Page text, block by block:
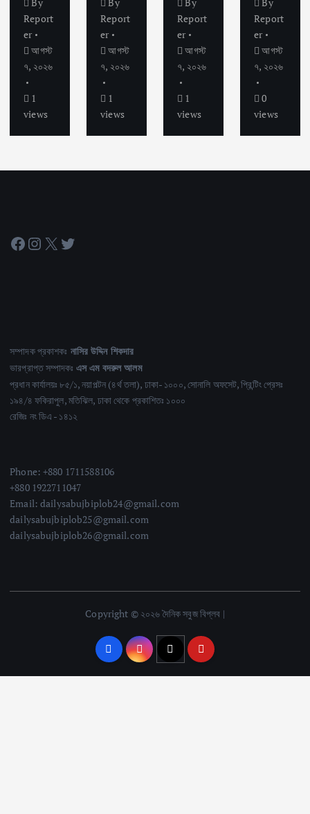
Report
er
আগস্ট
৭, ২০২৬
1
views
Report
er
আগস্ট
৭, ২০২৬
1
views
Report
er
আগস্ট
৭, ২০২৬
1
views
Report
er
আগস্ট
৭, ২০২৬
0
views
Facebook Instagram X Twitter
সম্পাদক প্রকাশকঃ নাসির উদ্দিন শিকদার
ভারপ্রাপ্ত সম্পাদকঃ এস এম বদরুল আলম
প্রধান কার্যালয়ঃ ৮৫/১, নয়াপল্টন (৪র্থ তলা), ঢাকা- ১০০০, সোনালি অফসেট, প্রিন্টিং প্রেসঃ
১৯৪/৪ ফকিরাপুল, মতিঝিল, ঢাকা থেকে প্রকাশিতঃ ১০০০
রেজিঃ নং ডিএ - ১৪১২
Phone: +880 1711588106
+880 1922711047
Email: dailysabujbiplob24@gmail.com
dailysabujbiplob25@gmail.com
dailysabujbiplob26@gmail.com
Copyright © ২০২৬ দৈনিক সবুজ বিপ্লব |